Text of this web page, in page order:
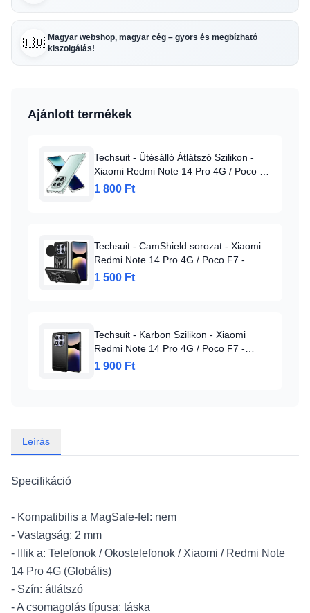
🇭🇺 Magyar webshop, magyar cég – gyors és megbízható
kiszolgálás!
Ajánlott termékek
Techsuit - Ütésálló Átlátszó Szilikon -
Xiaomi Redmi Note 14 Pro 4G / Poco F7
- Átlátszó tok
1 800 Ft
Techsuit - CamShield sorozat - Xiaomi
Redmi Note 14 Pro 4G / Poco F7 -
Fekete tok
1 500 Ft
Techsuit - Karbon Szilikon - Xiaomi
Redmi Note 14 Pro 4G / Poco F7 -
Fekete tok
1 900 Ft
Leírás
Specifikáció
- Kompatibilis a MagSafe-fel: nem
- Vastagság: 2 mm
- Illik a: Telefonok / Okostelefonok / Xiaomi / Redmi Note
14 Pro 4G (Globális)
- Szín: átlátszó
- A csomagolás típusa: táska